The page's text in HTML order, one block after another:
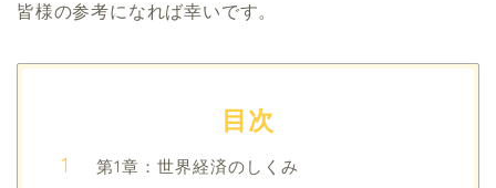
皆様の参考になれば幸いです。
目次
第1章：世界経済のしくみ